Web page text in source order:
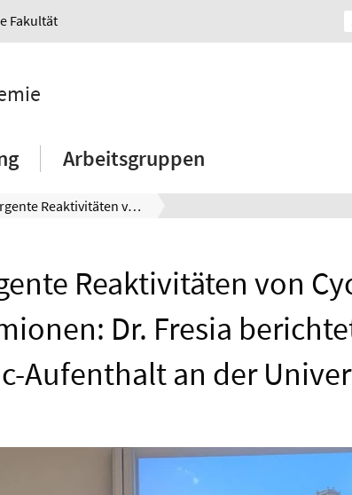
Fakultät
Arbeitsgruppen
Divergente Reaktivitäten von Cyclohexenon-Oxoniumionen: Dr. Fresia berichtete über seinen PostDoc-Aufenthalt an der University of Oxford
Reaktivitäten von
Dr. Fresia
Aufenthalt an der